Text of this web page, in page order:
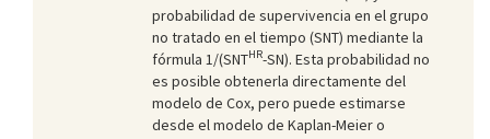
probabilidad de supervivencia en el grupo
no tratado en el tiempo (SNT) mediante la
fórmula 1/(SNTHR-SN). Esta probabilidad no
es posible obtenerla directamente del
modelo de Cox, pero puede estimarse
desde el modelo de Kaplan-Meier o